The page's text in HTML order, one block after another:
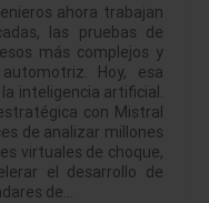
ahora trabajan
las pruebas de
más complejos y
Hoy, esa
inteligencia artificial.
con Mistral
de analizar millones
virtuales de choque,
el desarrollo de
de…